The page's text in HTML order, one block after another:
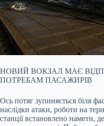
НОВИЙ ВОКЗАЛ МАЄ
ПОТРЕБАМ ПАСАЖИРІВ
Ось потяг зупиняється біля
наслідки атаки, роботи на
станції встановлено намети,